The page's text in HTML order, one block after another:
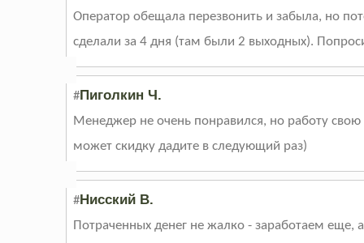
Оператор обещала перезвонить и забыла, но
сделали за 4 дня (там были 2 выходных).
#Пиголкин Ч.
Менеджер не очень понравился, но работу
может скидку дадите в следующий раз)
#Нисский В.
Потраченных денег не жалко - заработаем еще,